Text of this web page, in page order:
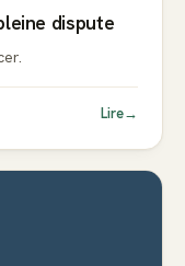
dispute
Lire→